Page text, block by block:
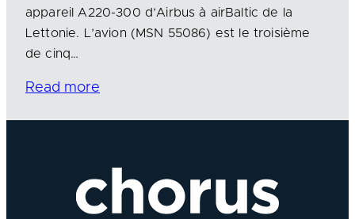
appareil A220-300 d’Airbus à airBaltic de la
Lettonie. L’avion (MSN 55086) est le troisième
de cinq…
Read more